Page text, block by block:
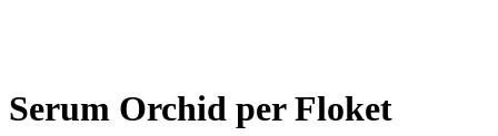
Serum Orchid per Floket